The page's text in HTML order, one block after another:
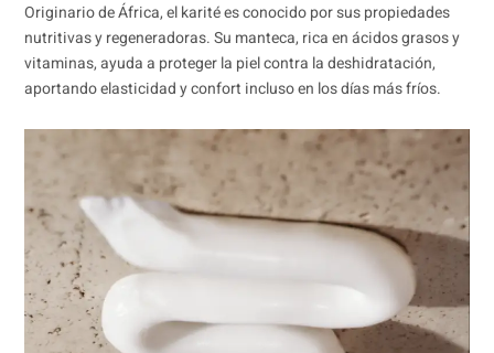
Originario de África, el karité es conocido por sus propiedades
nutritivas y regeneradoras. Su manteca, rica en ácidos grasos y
vitaminas, ayuda a proteger la piel contra la deshidratación,
aportando elasticidad y confort incluso en los días más fríos.